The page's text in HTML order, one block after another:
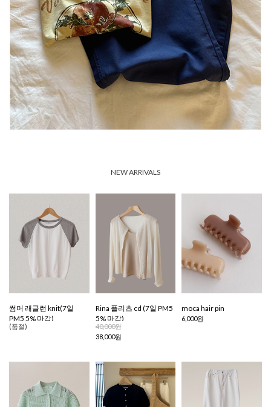
NEW ARRIVALS
썸머 래글런 knit(7일
PM5 5% 마감)
(품절)
Rina 플리츠 cd (7일 PM5
5% 마감)
40,000원
38,000원
moca hair pin
6,000원